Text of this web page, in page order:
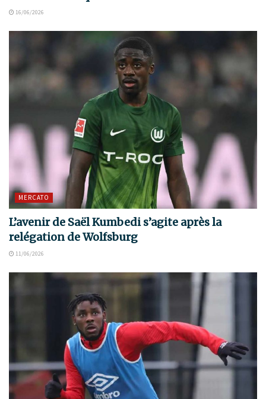
16/06/2026
MERCATO
L’avenir de Saël Kumbedi s’agite après la
relégation de Wolfsburg
11/06/2026